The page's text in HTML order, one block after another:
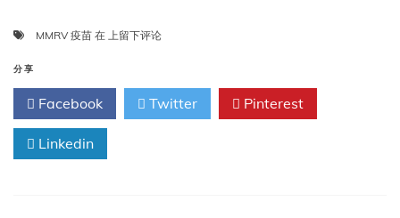
MMRV 疫苗 在 麻
腺
风
上留下评论
分享
Facebook Twitter Pinterest
Linkedin